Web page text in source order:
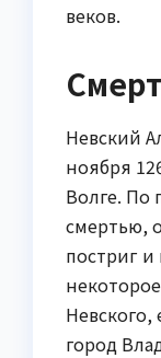
веков.
Невский
ноября
Волге. По
смертью,
постриг и
город